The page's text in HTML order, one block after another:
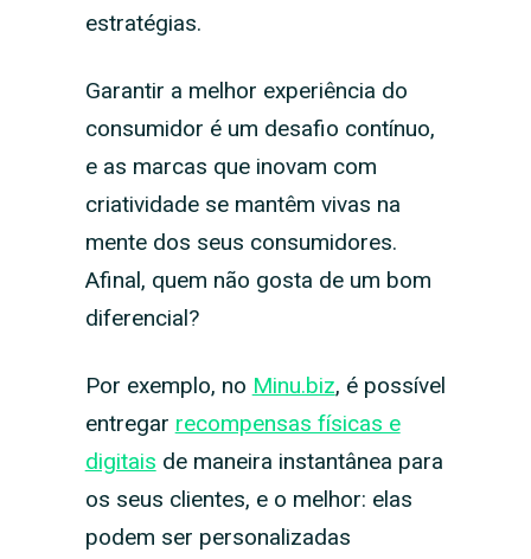
estratégias.
Garantir a melhor experiência do
consumidor é um desafio contínuo,
e as marcas que inovam com
criatividade se mantêm vivas na
mente dos seus consumidores.
Afinal, quem não gosta de um bom
diferencial?
Por exemplo, no Minu.biz, é possível
entregar recompensas físicas e
digitais de maneira instantânea para
os seus clientes, e o melhor: elas
podem ser personalizadas